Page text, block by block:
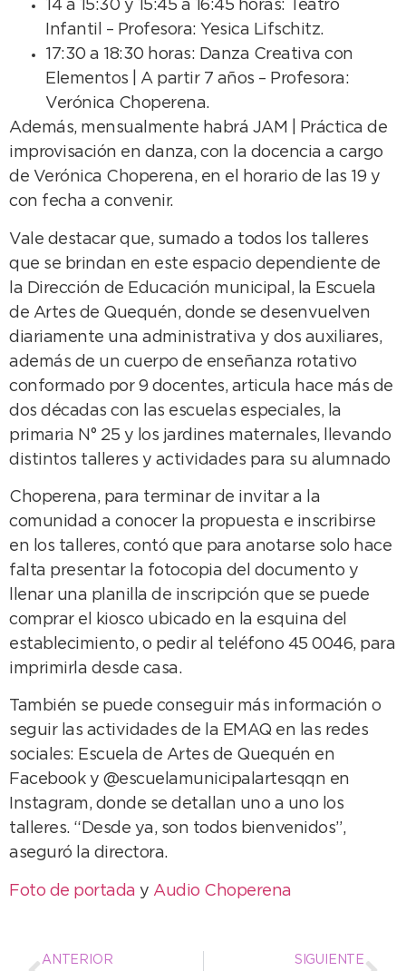
14 a 15:30 y 15:45 a 16:45 horas: Teatro
Infantil – Profesora: Yesica Lifschitz.
17:30 a 18:30 horas: Danza Creativa con
Elementos | A partir 7 años – Profesora:
Verónica Choperena.
Además, mensualmente habrá JAM | Práctica de
improvisación en danza, con la docencia a cargo
de Verónica Choperena, en el horario de las 19 y
con fecha a convenir.
Vale destacar que, sumado a todos los talleres
que se brindan en este espacio dependiente de
la Dirección de Educación municipal, la Escuela
de Artes de Quequén, donde se desenvuelven
diariamente una administrativa y dos auxiliares,
además de un cuerpo de enseñanza rotativo
conformado por 9 docentes, articula hace más de
dos décadas con las escuelas especiales, la
primaria N° 25 y los jardines maternales, llevando
distintos talleres y actividades para su alumnado
Choperena, para terminar de invitar a la
comunidad a conocer la propuesta e inscribirse
en los talleres, contó que para anotarse solo hace
falta presentar la fotocopia del documento y
llenar una planilla de inscripción que se puede
comprar el kiosco ubicado en la esquina del
establecimiento, o pedir al teléfono 45 0046, para
imprimirla desde casa.
También se puede conseguir más información o
seguir las actividades de la EMAQ en las redes
sociales: Escuela de Artes de Quequén en
Facebook y @escuelamunicipalartesqqn en
Instagram, donde se detallan uno a uno los
talleres. “Desde ya, son todos bienvenidos”,
aseguró la directora.
Foto de portada y Audio Choperena
ANTERIOR SIGUIENTE